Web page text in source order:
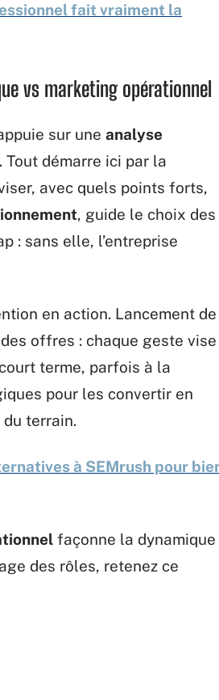
fait vraiment la
vs marketing opérationnel
sur une analyse
. Tout démarre ici par la
avec quels points forts,
, guide le choix des
: sans elle, l’entreprise
en action. Lancement de
offres : chaque geste vise
terme, parfois à la
pour les convertir en
terrain.
à SEMrush pour
façonne la dynamique
des rôles, retenez ce